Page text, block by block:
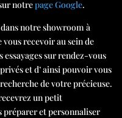
notrepage Google.
notre showroom à
recevoir au sein de
sur rendez-vous
et d’ ainsi pouvoir vous
de votre précieuse.
un petit
préparer et personnaliser